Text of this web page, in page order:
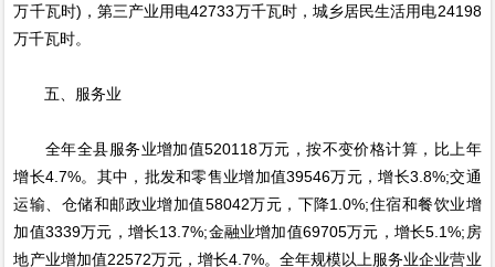
万千瓦时)，第三产业用电42733万千瓦时，城乡居民生活用电24198
万千瓦时。
五、服务业
全年全县服务业增加值520118万元，按不变价格计算，比上年
增长4.7%。其中，批发和零售业增加值39546万元，增长3.8%;交通
运输、仓储和邮政业增加值58042万元，下降1.0%;住宿和餐饮业增
加值3339万元，增长13.7%;金融业增加值69705万元，增长5.1%;房
地产业增加值22572万元，增长4.7%。全年规模以上服务业企业营业